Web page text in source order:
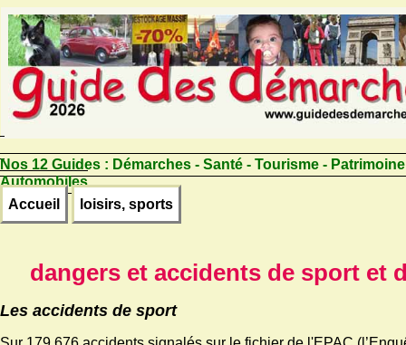
Nos 12 Guides : Démarches - Santé - Tourisme -
Automobiles
Accueil
loisirs, sports
dangers et accidents de sport et
Les accidents de sport